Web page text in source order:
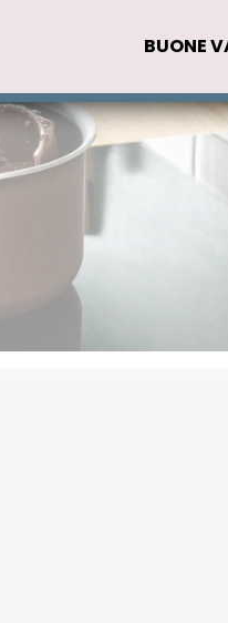
per la
BUONE